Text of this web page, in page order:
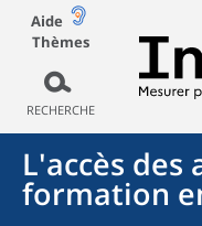
Aide
Thèmes
RECHERCHE
L'accès des
formation